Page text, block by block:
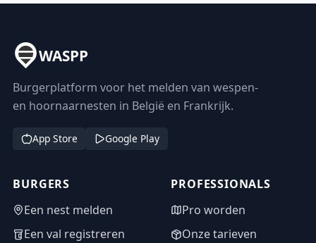
WASPP
Burgerplatform voor het melden van wespen-
en hoornaarnesten in België en Frankrijk.
App Store Google Play
BURGERS
Een nest melden
Een val registreren
PROFESSIONALS
Pro worden
Onze tarieven